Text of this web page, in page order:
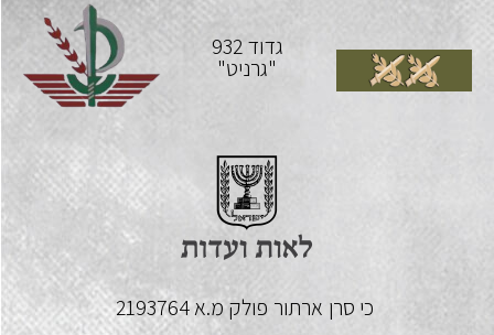
גדוד 932
"גרניט"
כי סרן ארתור פולקמ.א 2193764